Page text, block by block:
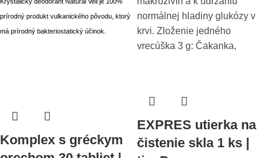
prírodný produkt vulkanického pôvodu, ktorý
má prírodný bakteriostatický účinok.
normálnej hladiny glukózy v
krvi. Zloženie jedného
vrecúška 3 g: Čakanka,
Komplex s gréckym
EXPRES utierka na
čistenie skla 1 ks |